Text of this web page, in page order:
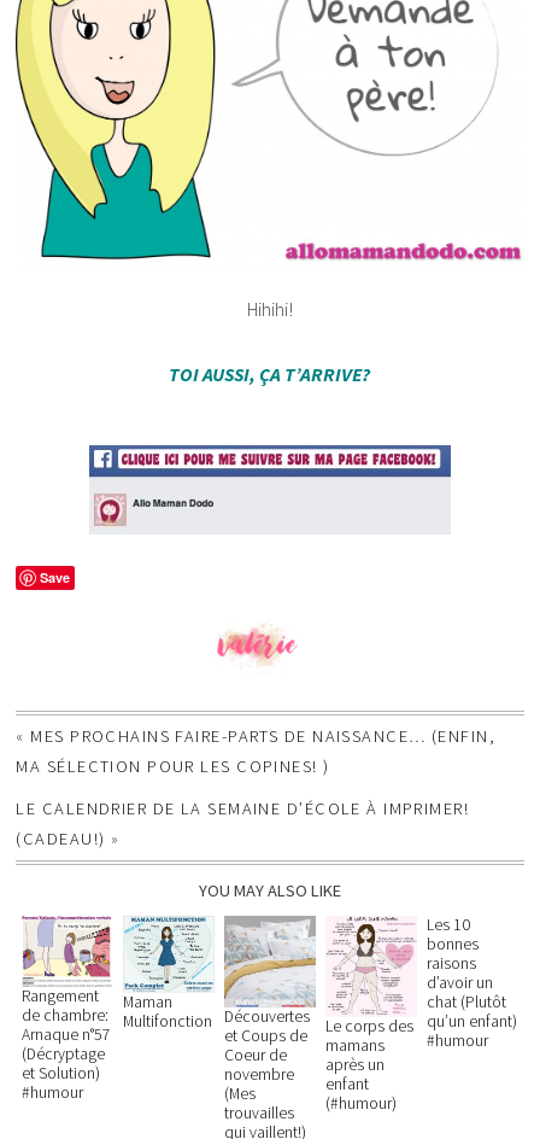
Hihihi!
TOI AUSSI, ÇA T’ARRIVE?
Save
« MES PROCHAINS FAIRE-PARTS DE NAISSANCE… (ENFIN,
MA SÉLECTION POUR LES COPINES! )
LE CALENDRIER DE LA SEMAINE D’ÉCOLE À IMPRIMER!
(CADEAU!) »
YOU MAY ALSO LIKE
Rangement
de chambre:
Arnaque n°57
(Décryptage
et Solution)
#humour
Maman
Multifonction
Découvertes
et Coups de
Coeur de
novembre
(Mes
trouvailles
qui vaillent!)
Le corps des
mamans
après un
enfant
(#humour)
Les 10
bonnes
raisons
d’avoir un
chat (Plutôt
qu’un enfant)
#humour